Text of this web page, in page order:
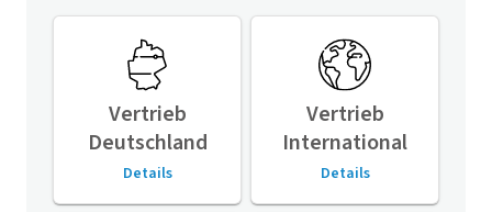
Vertrieb
Deutschland
Details
Vertrieb
International
Details